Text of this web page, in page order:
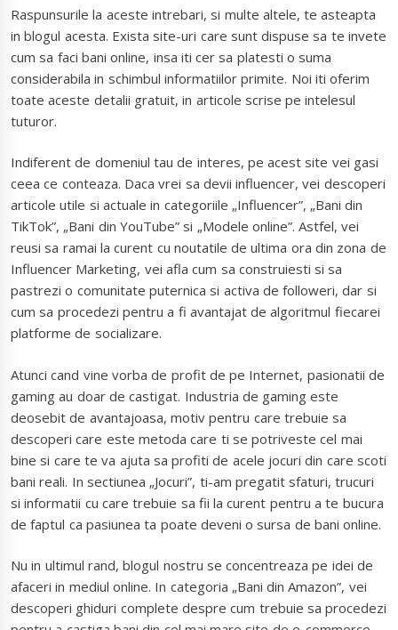
Raspunsurile la aceste intrebari, si multe altele, te asteapta
in blogul acesta. Exista site-uri care sunt dispuse sa te invete
cum sa faci bani online, insa iti cer sa platesti o suma
considerabila in schimbul informatiilor primite. Noi iti oferim
toate aceste detalii gratuit, in articole scrise pe intelesul
tuturor.
Indiferent de domeniul tau de interes, pe acest site vei gasi
ceea ce conteaza. Daca vrei sa devii influencer, vei descoperi
articole utile si actuale in categoriile „Influencer”, „Bani din
TikTok”, „Bani din YouTube” si „Modele online”. Astfel, vei
reusi sa ramai la curent cu noutatile de ultima ora din zona de
Influencer Marketing, vei afla cum sa construiesti si sa
pastrezi o comunitate puternica si activa de followeri, dar si
cum sa procedezi pentru a fi avantajat de algoritmul fiecarei
platforme de socializare.
Atunci cand vine vorba de profit de pe Internet, pasionatii de
gaming au doar de castigat. Industria de gaming este
deosebit de avantajoasa, motiv pentru care trebuie sa
descoperi care este metoda care ti se potriveste cel mai
bine si care te va ajuta sa profiti de acele jocuri din care scoti
bani reali. In sectiunea „Jocuri”, ti-am pregatit sfaturi, trucuri
si informatii cu care trebuie sa fii la curent pentru a te bucura
de faptul ca pasiunea ta poate deveni o sursa de bani online.
Nu in ultimul rand, blogul nostru se concentreaza pe idei de
afaceri in mediul online. In categoria „Bani din Amazon”, vei
descoperi ghiduri complete despre cum trebuie sa procedezi